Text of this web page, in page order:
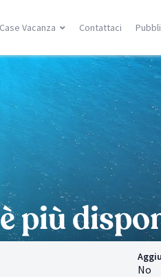
Case Vacanza
località
Isole Canarie
Gran Canarie
Tenerife
Lanzarote
Fuerteventura
Ricerca località
Contattaci
più
No